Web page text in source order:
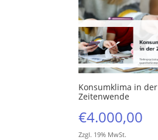
Konsumklima in der
Zeitenwende
€4.000,00
Zzgl. 19% MwSt.